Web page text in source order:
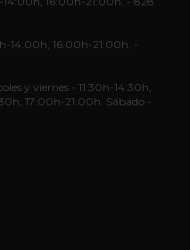
14:00h, 16:00h-21:00h. -
y viernes - 11:30h-14:30h,
17:00h-21:00h. Sábado -